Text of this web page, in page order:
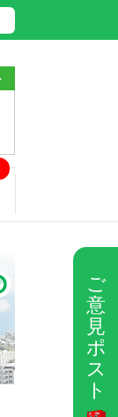
ご
意
見
ポ
ス
ト